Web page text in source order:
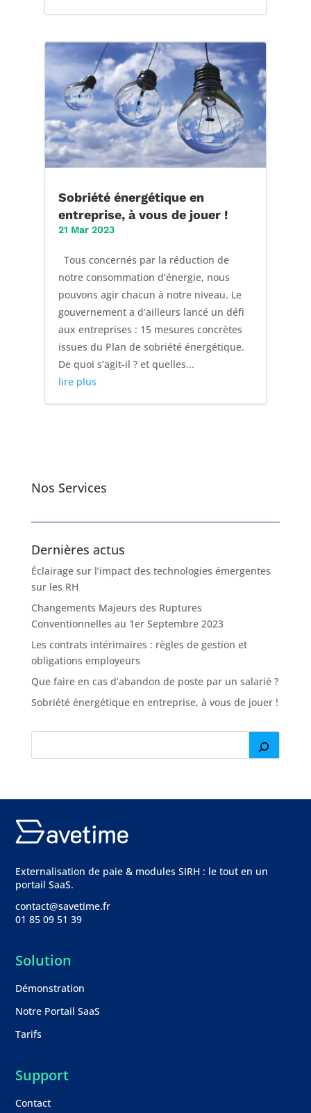
Sobriété énergétique en
entreprise, à vous de jouer !
21 Mar 2023
Tous concernés par la réduction de
notre consommation d’énergie, nous
pouvons agir chacun à notre niveau. Le
gouvernement a d’ailleurs lancé un défi
aux entreprises : 15 mesures concrètes
issues du Plan de sobriété énergétique.
De quoi s’agit-il ? et quelles...
lire plus
Nos Services
Dernières actus
Éclairage sur l’impact des technologies émergentes
sur les RH
Changements Majeurs des Ruptures
Conventionnelles au 1er Septembre 2023
Les contrats intérimaires : règles de gestion et
obligations employeurs
Que faire en cas d’abandon de poste par un salarié ?
Sobriété énergétique en entreprise, à vous de jouer !
Externalisation de paie & modules SIRH : le tout en un
portail SaaS.
contact@savetime.fr
01 85 09 51 39
Solution
Démonstration
Notre Portail SaaS
Tarifs
Support
Contact